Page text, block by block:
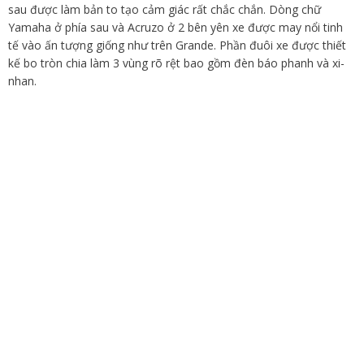
sau được làm bản to tạo cảm giác rất chắc chắn. Dòng chữ
Yamaha ở phía sau và Acruzo ở 2 bên yên xe được may nổi tinh
tế vào ấn tượng giống như trên Grande. Phần đuôi xe được thiết
kế bo tròn chia làm 3 vùng rõ rệt bao gồm đèn báo phanh và xi-
nhan.